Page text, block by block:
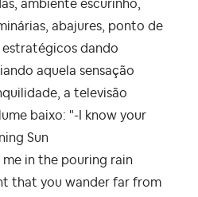
ambiente escurinho,
abajures, ponto de
estratégicos dando
aquela sensação
a televisão
baixo: "-I know your
Sun
me in the pouring rain
that you wander far from